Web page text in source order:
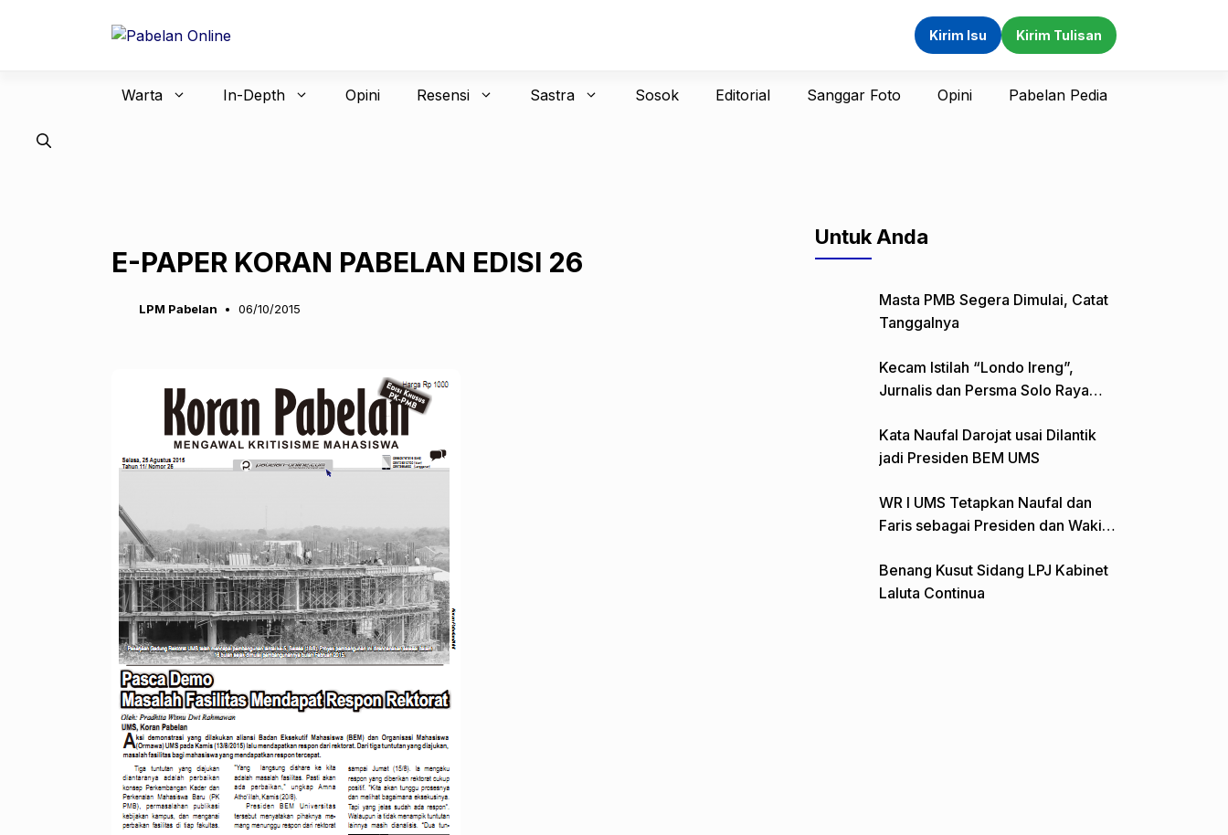
Kirim Isu Kirim Tulisan
Warta In-Depth Opini Resensi Sastra Sosok Editorial Sanggar Foto Opini Pabelan Pedia
E-PAPER KORAN PABELAN EDISI 26
LPM Pabelan 06/10/2015
Untuk Anda
Masta PMB Segera Dimulai, Catat
Tanggalnya
Kecam Istilah “Londo Ireng”,
Jurnalis dan Persma Solo Raya
Kata Naufal Darojat usai Dilantik
jadi Presiden BEM UMS
WR I UMS Tetapkan Naufal dan
Faris sebagai Presiden dan Wakil
Benang Kusut Sidang LPJ Kabinet
Laluta Continua